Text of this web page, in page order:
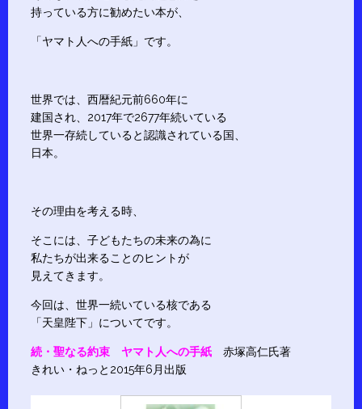
持っている方に勧めたい本が、
「ヤマト人への手紙」です。
世界では、西暦紀元前660年に
建国され、2017年で2677年続いている
世界一存続していると認識されている国、
日本。
その理由を考える時、
そこには、子どもたちの未来の為に
私たちが出来ることのヒントが
見えてきます。
今回は、世界一続いている核である
「天皇陛下」についてです。
続・聖なる約束 ヤマト人への手紙 赤塚高仁氏著
きれい・ねっと2015年6月出版